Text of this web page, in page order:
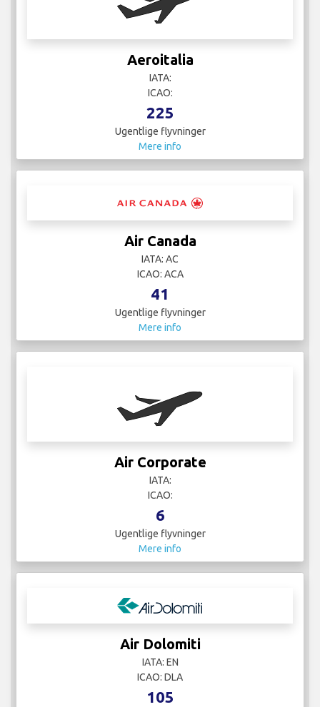
Aeroitalia
IATA:
ICAO:
225
Ugentlige flyvninger
Mere info
Air Canada
IATA: AC
ICAO: ACA
41
Ugentlige flyvninger
Mere info
Air Corporate
IATA:
ICAO:
6
Ugentlige flyvninger
Mere info
Air Dolomiti
IATA: EN
ICAO: DLA
105